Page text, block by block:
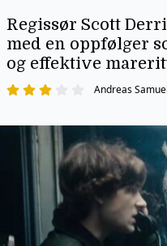
Regissør Scott
med en oppfølger
og effektive
Andreas